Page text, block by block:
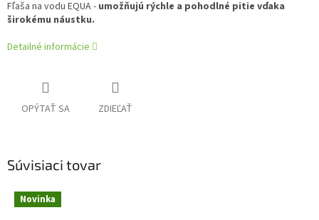
Fľaša na vodu EQUA - umožňujú rýchle a pohodlné pitie vďaka
širokému náustku.
Detailné informácie
OPÝTAŤ SA ZDIEĽAŤ
Súvisiaci tovar
Novinka